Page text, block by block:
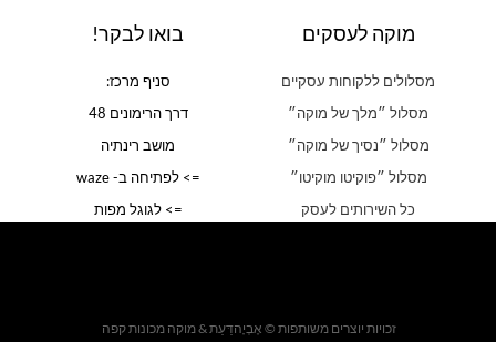
מוקה לעסקים
מסלולים ללקוחות עסקיים
מסלול ״מלך של מוקה״
מסלול ״נסיך של מוקה״
מסלול ״פוקיטו מוקיטו״
כל השירותים לעסק
בואו לבקר!
סניף מרכז:
דרך הרימונים 48
מושב רינתיה
=> לפתיחה ב- waze
=> לגוגל מפות
זכויות יוצרים משותפות © אֶבְיָהדַּעַת & מוקה מכונות קפה